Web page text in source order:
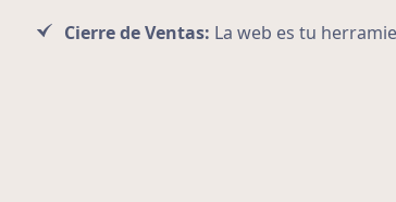
Cierre de Ventas: La web es tu